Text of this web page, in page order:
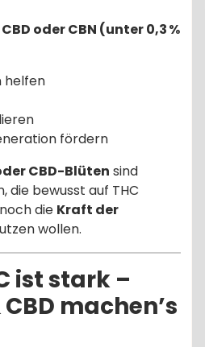
CBD oder CBN (unter 0,3 %
helfen
fördern
CBD-Blüten sind
die bewusst auf THC
die Kraft der
wollen.
ist stark –
machen’s